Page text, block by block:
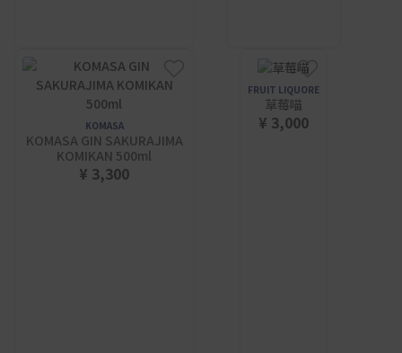
KOMASA
KOMASA GIN SAKURAJIMA
KOMIKAN 500ml
¥ 3,300
FRUIT LIQUORE
草莓喵
¥ 3,000